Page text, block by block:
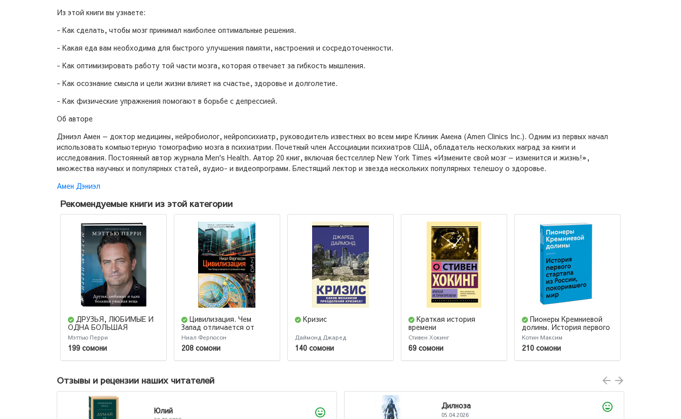
Из этой книги вы узнаете:
- Как сделать, чтобы мозг принимал наиболее оптимальные решения.
- Какая еда вам необходима для быстрого улучшения памяти, настроения и сосредоточенности.
- Как оптимизировать работу той части мозга, которая отвечает за гибкость мышления.
- Как осознание смысла и цели жизни влияет на счастье, здоровье и долголетие.
- Как физические упражнения помогают в борьбе с депрессией.
Об авторе
Дэниэл Амен — доктор медицины, нейробиолог, нейропсихиатр, руководитель известных во всем мире Клиник Амена (Amen Clinics Inc.). Одним из первых начал
использовать компьютерную томографию мозга в психиатрии. Почетный член Ассоциации психиатров США, обладатель нескольких наград за книги и
исследования. Постоянный автор журнала Men's Health. Автор 20 книг, включая бестселлер New York Times «Измените свой мозг — изменится и жизнь!»,
множества научных и популярных статей, аудио- и видеопрограмм. Блестящий лектор и звезда нескольких популярных телешоу о здоровье.
Амен Дэниэл
Рекомендуемые книги из этой категории
ДРУЗЬЯ, ЛЮБИМЫЕ И
ОДНА БОЛЬШАЯ
УЖАСНАЯ ВЕЩЬ.
Автобиография Мэттью
Перри
Мэттью Перри
199 сомони
Цивилизация. Чем
Запад отличается от
остального мира (2-ое
издание)
Ниал Фергюсон
208 сомони
Кризис
Даймонд Джаред
140 сомони
Краткая история
времени
Стивен Хокинг
69 сомони
Пионеры Кремниевой
долины. История первого
стартапа из России,
покорившего мир
Котин Максим
210 сомони
Отзывы и рецензии наших читателей